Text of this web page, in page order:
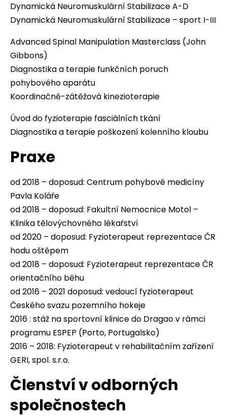
Dynamická Neuromuskulární Stabilizace A-D
Dynamická Neuromuskulární Stabilizace – sport I-III
Advanced Spinal Manipulation Masterclass (John
Gibbons)
Diagnostika a terapie funkčních poruch
pohybového aparátu
Koordinačně-zátěžová kinezioterapie
Úvod do fyzioterapie fasciálních tkání
Diagnostika a terapie poškození kolenního kloubu
Praxe
od 2018 – doposud: Centrum pohybové medicíny
Pavla Koláře
od 2018 – doposud: Fakultní Nemocnice Motol –
Klinika tělovýchovného lékařství
od 2020 – doposud: Fyzioterapeut reprezentace ČR
hodu oštěpem
od 2018 – doposud: Fyzioterapeut reprezentace ČR
orientačního běhu
od 2016 – 2021 doposud: vedoucí fyzioterapeut
Českého svazu pozemního hokeje
2016 : stáž na sportovní klinice do Dragao v rámci
programu ESPEP (Porto, Portugalsko)
2016 – 2018: Fyzioterapeut v rehabilitačním zařízení
GERI, spol. s.r.o.
Členství v odborných
společnostech